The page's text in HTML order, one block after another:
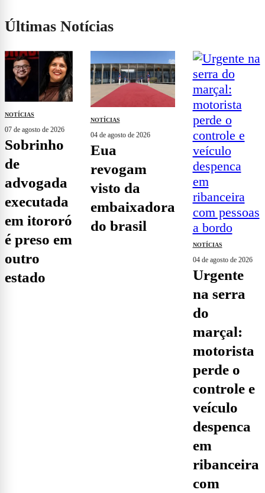
Últimas Notícias
NOTÍCIAS
07 de agosto de 2026
sobrinho
de
advogada
executada
em itororó
é preso em
outro
estado
NOTÍCIAS
04 de agosto de 2026
eua
revogam
visto da
embaixadora
do brasil
NOTÍCIAS
04 de agosto de 2026
urgente
na serra
do
marçal:
motorista
perde o
controle e
veículo
despenca
em
ribanceira
com